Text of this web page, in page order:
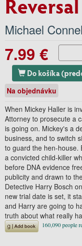
Reversal
Michael
7.99 €
Do
Na objednávku
When Mickey Haller is
Attorney to prosecute a
is going on. Mickey's a
business, and to switch
to guard the hen-house.
a convicted child-killer
before DNA evidence
publicity and drawn to
Detective Harry Bosch
new trial date is set, it
and Harry are going to
truth about what really